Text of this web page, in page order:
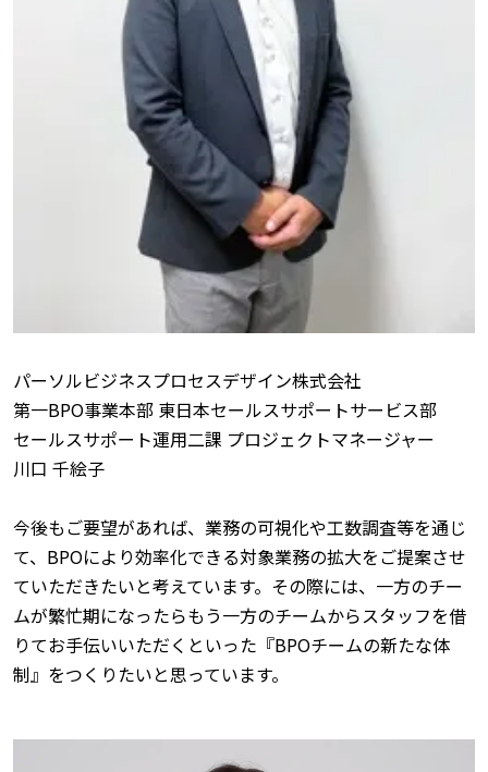
パーソルビジネスプロセスデザイン株式会社
第一BPO事業本部 東日本セールスサポートサービス部
セールスサポート運用二課 プロジェクトマネージャー
川口 千絵子
今後もご要望があれば、業務の可視化や工数調査等を通じ
て、BPOにより効率化できる対象業務の拡大をご提案させ
ていただきたいと考えています。その際には、一方のチー
ムが繁忙期になったらもう一方のチームからスタッフを借
りてお手伝いいただくといった『BPOチームの新たな体
制』をつくりたいと思っています。